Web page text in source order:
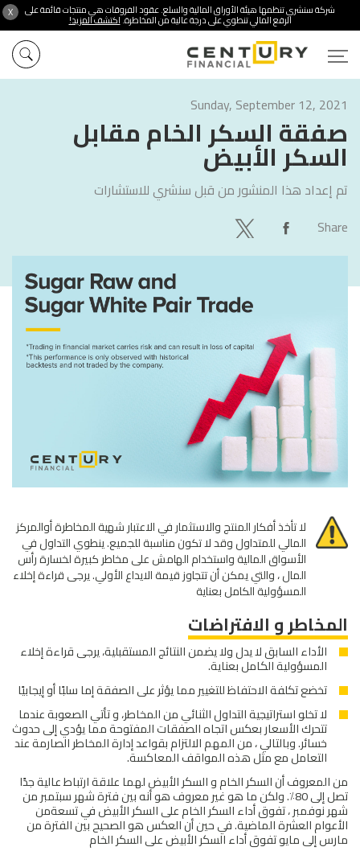
X شركة سنشري تنظمها هيئة الأوراق المالية والسلع. عقود الفروقات هي منتجات قائمة على
الرفع المالي تنطوي على درجة عالية من المخاطرة.اكتشف المزيد!
Sunday, September 12, 2021
صفقة السكر الخام مقابل
السكر الأبيض
تم إعداد هذا المنشور من قبل سنشري للاستشارات
Share
لا تأخذ أفكار المنتج والاستثمار في الاعتبار شهية المخاطرة أوالمركز
المالي للمتداول وقد لا تكون مناسبة للجميع. ينطوي التداول في
الأسواق المالية واستخدام الهامش على مخاطر كبيرة لخسارة رأس
المال ، والتي يمكن أن تتجاوز قيمة الايداع الأولي. يرجى قراءة إخلاء
المسؤولية الكامل بعناية
المخاطر و الافتراضات
الأداء السابق لا يدل ولا يضمن النتائج المستقبلية، يرجى قراءة إخلاء
المسؤولية الكامل بعناية.
تخضع تكلفة الاحتفاظ للتغيير مما يؤثر على الصفقة إما سلبًا أو إيجابيًا
لا تخلو استراتيجية التداول الثنائي من المخاطر، و تأتي الصعوبة عندما
تتحرك الأسعار بعكس اتجاه الصفقات المفتوحة مما يؤدي إلى حدوث
خسائر. وبالتالي ، من المهم الالتزام بقواعد إدارة المخاطر الصارمة عند
التعامل مع مثل هذه المواقف المعاكسة.
من المعروف أن السكر الخام و السكر الأبيض لهما علاقة ارتباط عالية جدًا
تصل إلى 80٪. ولكن ما هو غير معروف هو أنه بين فترة شهر سبتمبر من
شهر نوفمبر ، تفوق أداء السكر الخام على السكر الأبيض في تسعةمن
الأعوام العشرة الماضية. في حين أن العكس هو الصحيح بين الفترة من
مارس إلى مايو تفوق أداء السكر الأبيض على السكر الخام